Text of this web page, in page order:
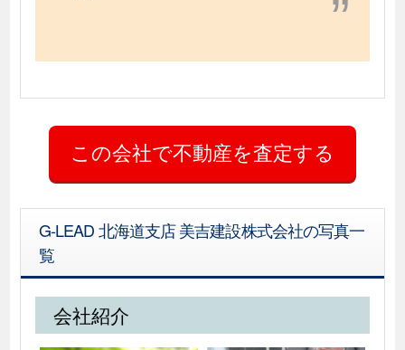
G-LEAD 北海道支店 美吉建設株式会社の写真一
覧
会社紹介